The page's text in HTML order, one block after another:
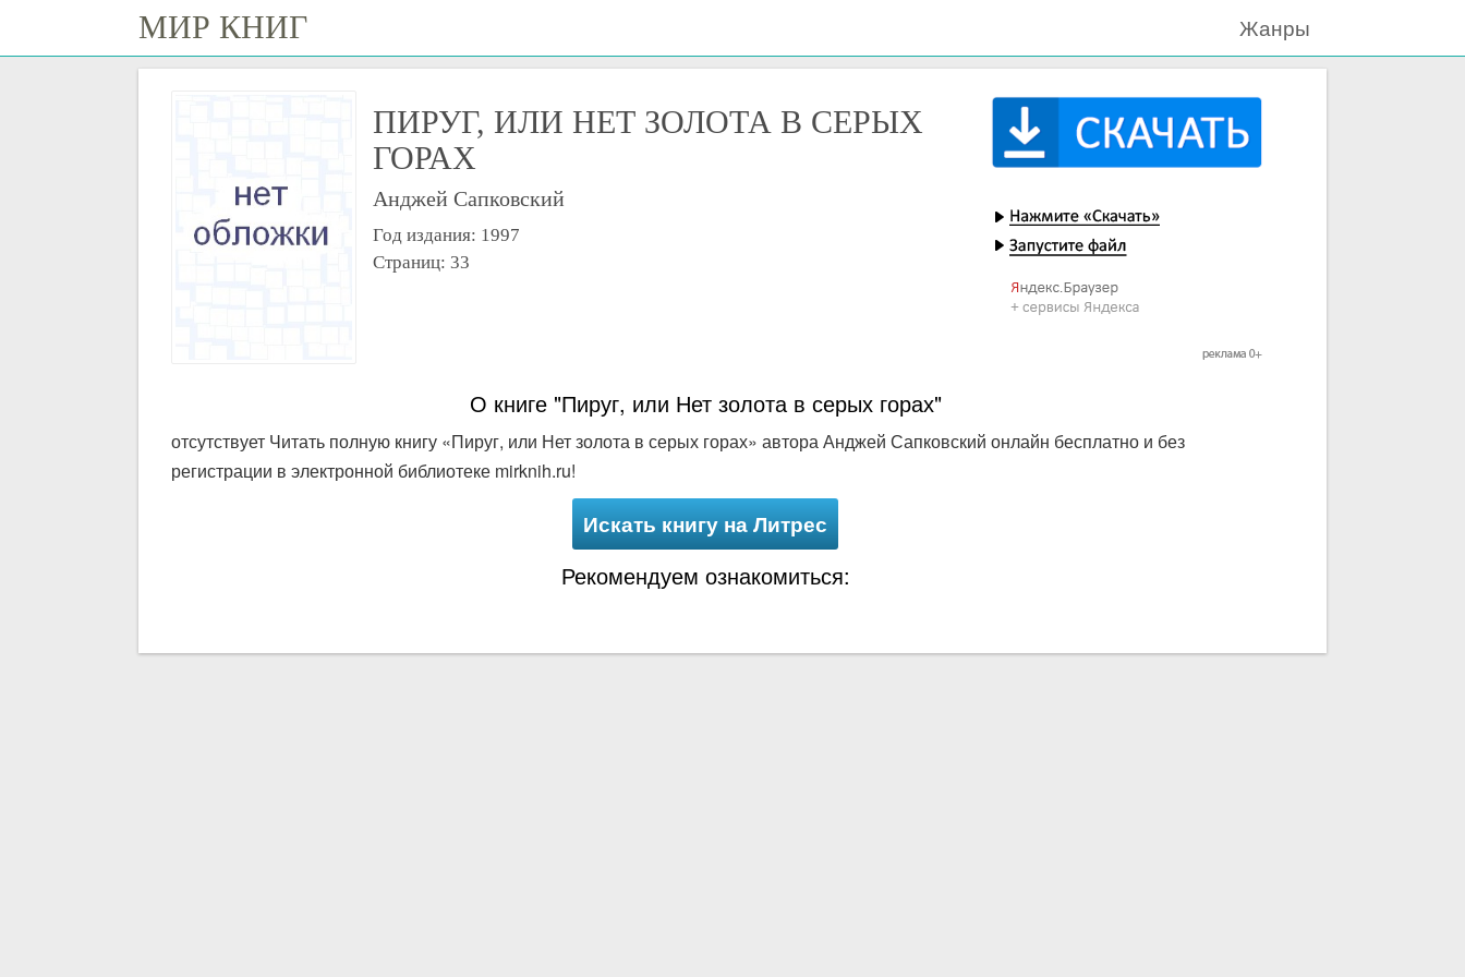
МИР КНИГ Жанры
ПИРУГ, ИЛИ НЕТ ЗОЛОТА В СЕРЫХ
ГОРАХ
Анджей Сапковский
Год издания: 1997
Страниц: 33
О книге "Пируг, или Нет золота в серых горах"
отсутствует Читать полную книгу «Пируг, или Нет золота в серых горах» автора Анджей Сапковский онлайн бесплатно и без
регистрации в электронной библиотеке mirknih.ru!
Искать книгу на Литрес
Рекомендуем ознакомиться: